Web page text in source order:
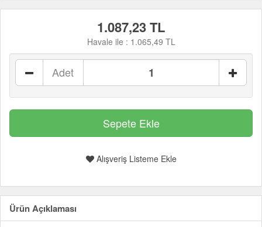
1.087,23 TL
Havale ile : 1.065,49 TL
Adet
Alışveriş Listeme Ekle
Ürün Açıklaması